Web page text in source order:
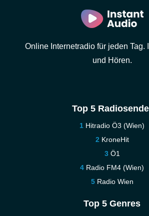
Online Internetradio für jeden Tag.
und Hören.
Top 5
Hitradio Ö3 (Wien)
KroneHit
Ö1
Radio FM4 (Wien)
Radio Wien
Top 5 Genres